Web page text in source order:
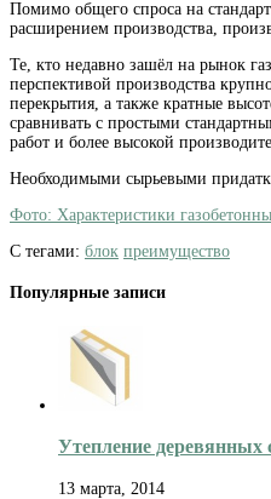
Помимо общего спроса на
расширением производства,
Те, кто недавно зашёл на рынок
перспективой производства
перекрытия, а также кратные
сравнивать с простыми
работ и более высокой
Необходимыми сырьевыми
Фото: Характеристики
С тегами: блок преимущество
Популярные записи
Утепление деревянных
13 марта, 2014